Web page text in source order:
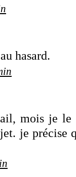
hasard.
mois je le
je précise